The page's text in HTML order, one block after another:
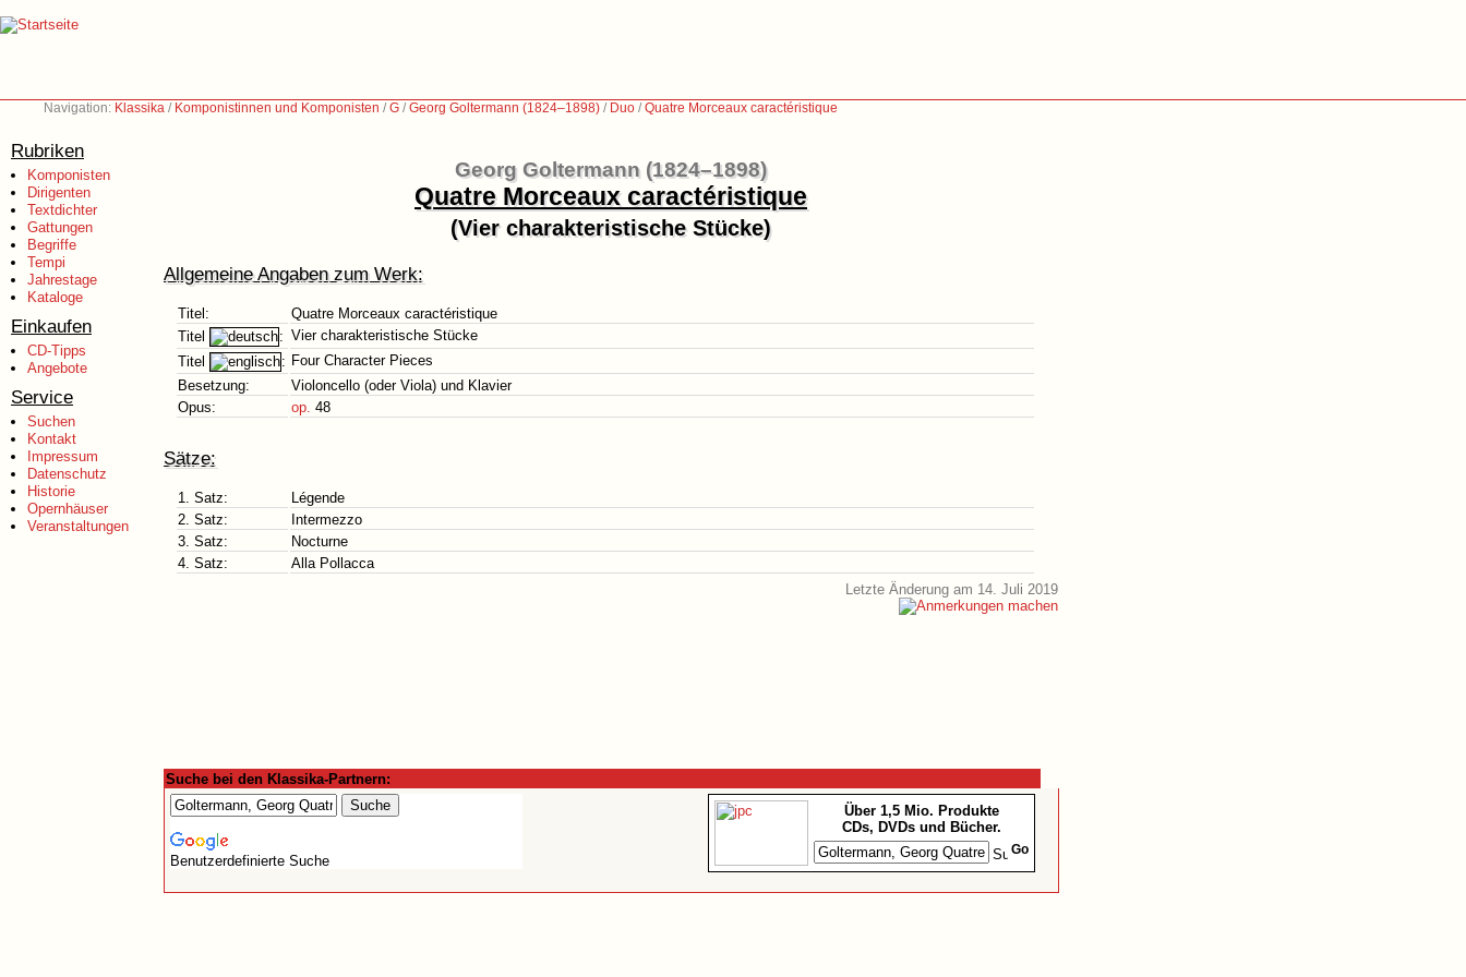
Navigation: Klassika / Komponistinnen und Komponisten /G /Georg Goltermann (1824–1898) / Duo /Quatre Morceaux caractéristique
Rubriken
Komponisten
Dirigenten
Textdichter
Gattungen
Begriffe
Tempi
Jahrestage
Kataloge
Einkaufen
CD-Tipps
Angebote
Service
Suchen
Kontakt
Impressum
Datenschutz
Historie
Opernhäuser
Veranstaltungen
Georg Goltermann (1824–1898)
Quatre Morceaux caractéristique
(Vier charakteristische Stücke)
Allgemeine Angaben zum Werk:
Titel:
Quatre Morceaux caractéristique
Titel
: Vier charakteristische Stücke
Titel
: Four Character Pieces
Besetzung:
Violoncello (oder Viola) und Klavier
Opus:
op. 48
Sätze:
1. Satz:
Légende
2. Satz:
Intermezzo
3. Satz:
Nocturne
4. Satz:
Alla Pollacca
Letzte Änderung am 14. Juli 2019
Suche bei den Klassika-Partnern:
Benutzerdefinierte Suche
Über 1,5 Mio. Produkte
CDs, DVDs und Bücher.
Go